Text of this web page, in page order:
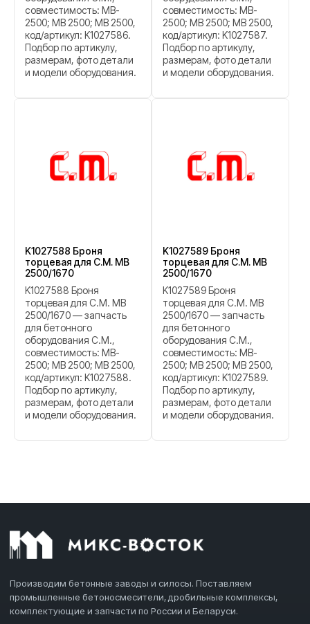
совместимость: MB-
2500; МВ 2500; MB 2500,
код/артикул: K1027586.
Подбор по артикулу,
размерам, фото детали
и модели оборудования.
совместимость: MB-
2500; МВ 2500; MB 2500,
код/артикул: K1027587.
Подбор по артикулу,
размерам, фото детали
и модели оборудования.
K1027588 Броня
торцевая для C.M. MB
2500/1670
K1027588 Броня
торцевая для C.M. MB
2500/1670 — запчасть
для бетонного
оборудования C.M.,
совместимость: MB-
2500; МВ 2500; MB 2500,
код/артикул: K1027588.
Подбор по артикулу,
размерам, фото детали
и модели оборудования.
K1027589 Броня
торцевая для C.M. MB
2500/1670
K1027589 Броня
торцевая для C.M. MB
2500/1670 — запчасть
для бетонного
оборудования C.M.,
совместимость: MB-
2500; МВ 2500; MB 2500,
код/артикул: K1027589.
Подбор по артикулу,
размерам, фото детали
и модели оборудования.
Производим бетонные заводы и силосы. Поставляем
промышленные бетоносмесители, дробильные комплексы,
комплектующие и запчасти по России и Беларуси.